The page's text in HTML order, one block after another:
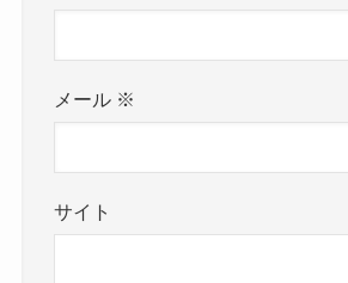
メール ※
サイト